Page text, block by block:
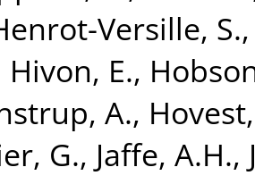
Versille, S.
Hivon, E.,
A.,
G., Jaffe, A.H.,